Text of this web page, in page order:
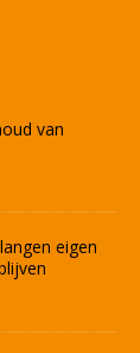
van
eigen